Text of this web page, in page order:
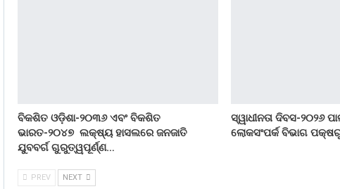
ବିକଶିତ ଓଡ଼ିଶା-୨୦୩୬ ଏବଂ ବିକଶିତ
ଭାରତ-୨୦୪୭ ଲକ୍ଷ୍ୟ ହାସଲରେ ଜନଜାତି
ଯୁବବର୍ଗ ଗୁରୁତ୍ୱପୂର୍ଣ୍ଣ…
ସ୍ୱାଧୀନତା ଦିବସ-୨୦୨୬
ଲୋକସଂପର୍କ ବିଭାଗ
PREV NEXT